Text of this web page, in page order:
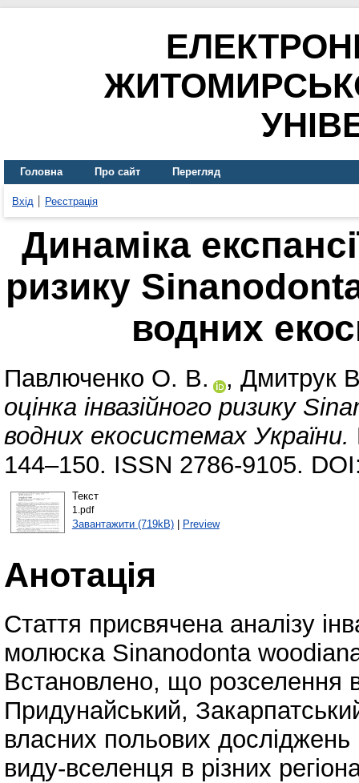
Головна Про сайт Перегляд
Вхід Реєстрація
Динаміка
ризику
водних
Павлюченко О. В. , Дмитрук
оцінка інвазійного ризику
водних екосистемах України.
144–150. ISSN 2786-9105.
Текст
1.pdf
Завантажити (719kB)| Preview
Анотація
Стаття присвячена аналізу
молюска Sinanodonta
Встановлено, що розселення
Придунайський,
власних польових досліджень
виду-вселенця в різних